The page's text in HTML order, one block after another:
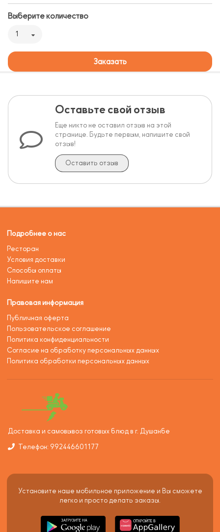
Выберите количество
1
Заказать
Оставьте свой отзыв
Еще никто не оставил отзыв на этой
странице. Будьте первым, напишите свой
отзыв!
Оставить отзыв
Подробнее о нас
Ресторан
Условия доставки
Способы оплаты
Напишите нам
Правовая информация
Публичная оферта
Пользовательское соглашение
Политика конфиденциальности
Согласие на обработку персональных данных
Политика обработки персональных данных
Доставка и самовывоз готовых блюд в г. Душанбе
Телефон: 992446601177
Установите наше мобильное приложение и Вы сможете
легко и просто делать заказы.